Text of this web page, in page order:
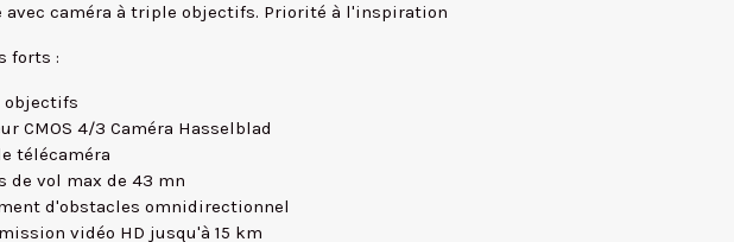
avec caméra à triple objectifs. Priorité à l'inspiration
forts :
objectifs
CMOS 4/3 Caméra Hasselblad
télécaméra
de vol max de 43 mn
d'obstacles omnidirectionnel
vidéo HD jusqu'à 15 km